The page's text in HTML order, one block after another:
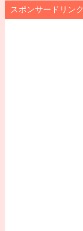
スポンサードリンク